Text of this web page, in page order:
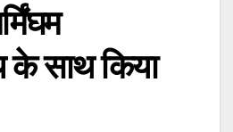
के साथ किया